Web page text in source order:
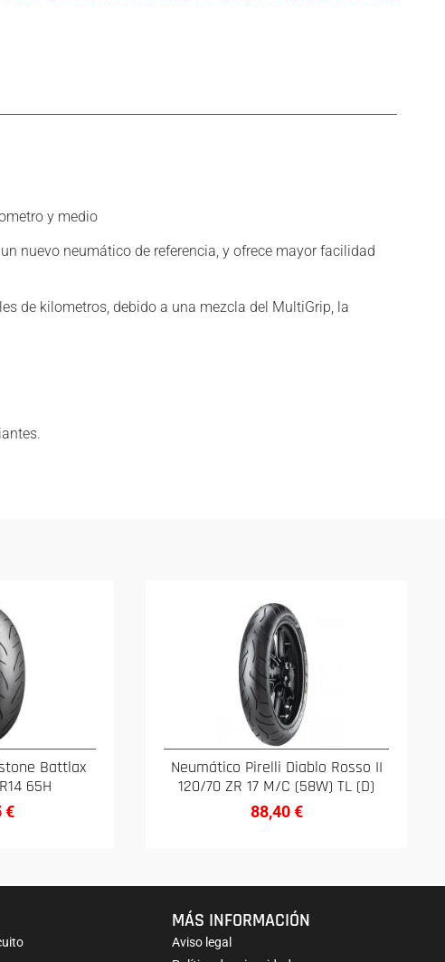
y medio
nuevo neumático de referencia, y ofrece mayor facilidad
de kilometros, debido a una mezcla del MultiGrip, la
Battlax
65H
€
Neumático Pirelli Diablo Rosso II
120/70 ZR 17 M/C (58W) TL (D)
88,40€
MÁS INFORMACIÓN
Aviso legal